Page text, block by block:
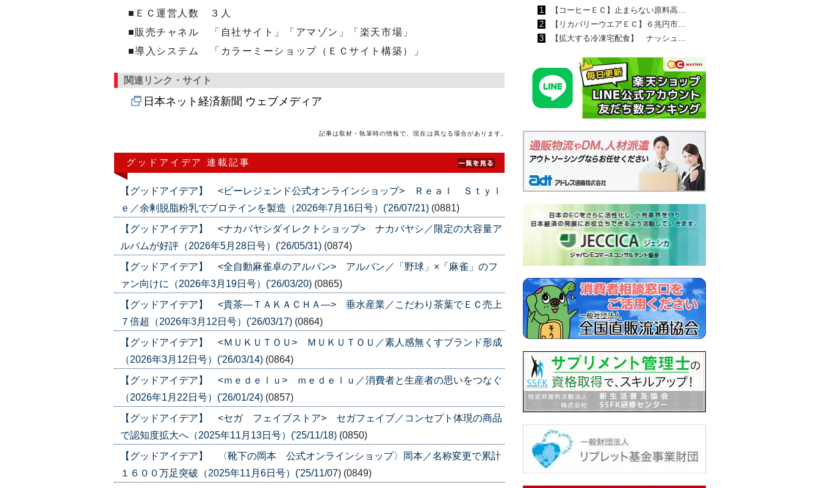
■ＥＣ運営人数 ３人
■販売チャネル 「自社サイト」「アマゾン」「楽天市場」
■導入システム 「カラーミーショップ（ＥＣサイト構築）」
関連リンク・サイト
日本ネット経済新聞 ウェブメディア
記事は取材・執筆時の情報で、現在は異なる場合があります。
グッドアイデア 連載記事
【グッドアイデア】 <ビーレジェンド公式オンラインショップ> Ｒｅａｌ Ｓｔｙｌ
ｅ／余剰脱脂粉乳でプロテインを製造（2026年7月16日号）('26/07/21) (0881)
【グッドアイデア】 <ナカバヤシダイレクトショップ> ナカバヤシ／限定の大容量ア
ルバムが好評（2026年5月28日号）('26/05/31) (0874)
【グッドアイデア】 <全自動麻雀卓のアルバン> アルバン／「野球」×「麻雀」のフ
ァン向けに（2026年3月19日号）('26/03/20) (0865)
【グッドアイデア】 <貴茶―ＴＡＫＡＣＨＡ―> 垂水産業／こだわり茶葉でＥＣ売上
７倍超（2026年3月12日号）('26/03/17) (0864)
【グッドアイデア】 <ＭＵＫＵＴＯＵ> ＭＵＫＵＴＯＵ／素人感無くすブランド形成
（2026年3月12日号）('26/03/14) (0864)
【グッドアイデア】 <ｍｅｄｅｌｕ> ｍｅｄｅｌｕ／消費者と生産者の思いをつなぐ
（2026年1月22日号）('26/01/24) (0857)
【グッドアイデア】 <セガ フェイブストア> セガフェイブ／コンセプト体現の商品
で認知度拡大へ（2025年11月13日号）('25/11/18) (0850)
【グッドアイデア】 〈靴下の岡本 公式オンラインショップ〉岡本／名称変更で累計
１６００万足突破（2025年11月6日号）('25/11/07) (0849)
1
【コーヒーＥＣ】止まらない原料高…
2
【リカバリーウエアＥＣ】６兆円市…
3
【拡大する冷凍宅配食】 ナッシュ…